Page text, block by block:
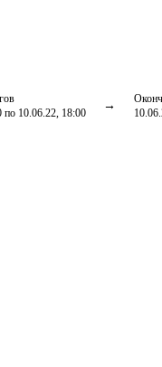
по 10.06.22, 18:00